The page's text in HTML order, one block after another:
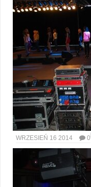
WRZESIEŃ 16 2014 0